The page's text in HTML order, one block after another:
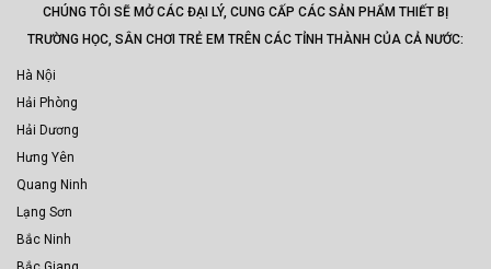
CHÚNG TÔI SẼ MỞ CÁC ĐẠI LÝ, CUNG CẤP CÁC SẢN PHẨM THIẾT BỊ
TRƯỜNG HỌC, SÂN CHƠI TRẺ EM TRÊN CÁC TỈNH THÀNH CỦA CẢ NƯỚC:
Hà Nội
Hải Phòng
Hải Dương
Hưng Yên
Quang Ninh
Lạng Sơn
Bắc Ninh